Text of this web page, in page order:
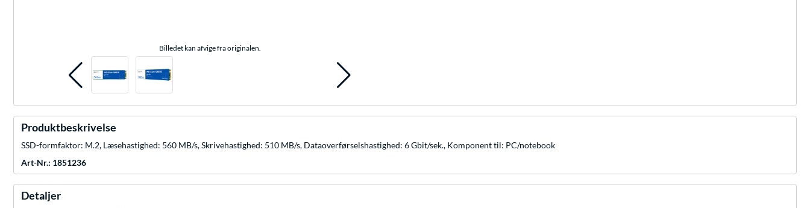
Billedet kan afvige fra originalen.
Produktbeskrivelse
SSD-formfaktor: M.2, Læsehastighed: 560 MB/s, Skrivehastighed: 510 MB/s, Dataoverførselshastighed: 6 Gbit/sek., Komponent til: PC/notebook
Art-Nr.: 1851236
Detaljer